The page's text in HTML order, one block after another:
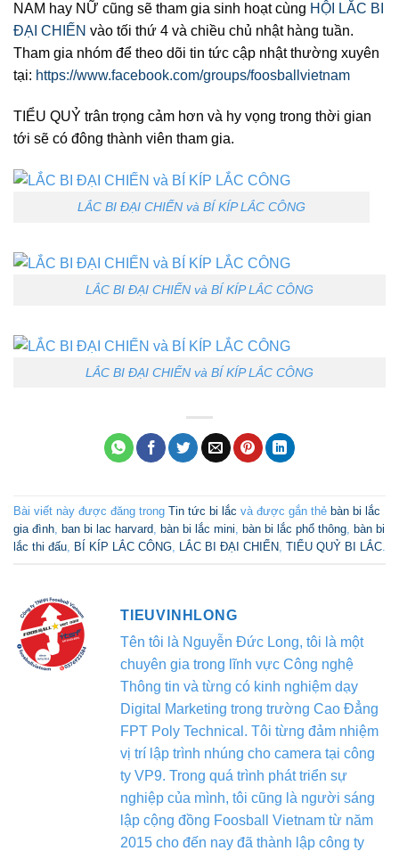
NAM hay NỮ cũng sẽ tham gia sinh hoạt cùng HỘI LẮC BI
ĐẠI CHIẾN vào tối thứ 4 và chiều chủ nhật hàng tuần.
Tham gia nhóm để theo dõi tin tức cập nhật thường xuyên
tại: https://www.facebook.com/groups/foosballvietnam
TIỂU QUỶ trân trọng cảm hơn và hy vọng trong thời gian
tới sẽ có đông thành viên tham gia.
LẮC BI ĐẠI CHIẾN và BÍ KÍP LẮC CÔNG
LẮC BI ĐẠI CHIẾN và BÍ KÍP LẮC CÔNG
LẮC BI ĐẠI CHIẾN và BÍ KÍP LẮC CÔNG
Bài viết này được đăng trong Tin tức bi lắc và được gắn thẻ bàn bi lắc
gia đình
ban bi lac harvard bàn bi lắc mini bàn bi lắc phổ thông
bàn bi
lắc thi đấu
BÍ KÍP LẮC CÔNG LẮC BI ĐẠI CHIẾN TIỂU QUỶ BI LẮC
TIEUVINHLONG
Tên tôi là Nguyễn Đức Long, tôi là một
chuyên gia trong lĩnh vực Công nghệ
Thông tin và từng có kinh nghiệm dạy
Digital Marketing trong trường Cao Đẳng
FPT Poly Technical. Tôi từng đảm nhiệm
vị trí lập trình nhúng cho camera tại công
ty VP9. Trong quá trình phát triển sự
nghiệp của mình, tôi cũng là người sáng
lập cộng đồng Foosball Vietnam từ năm
2015 cho đến nay đã thành lập công ty